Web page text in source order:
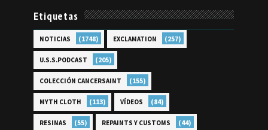
Etiquetas
NOTICIAS (1748) EXCLAMATION (257)
U.S.S.PODCAST (205)
COLECCIÓN CANCERSAINT (155)
MYTH CLOTH (113) VÍDEOS (84)
RESINAS (55) REPAINTS Y CUSTOMS (44)